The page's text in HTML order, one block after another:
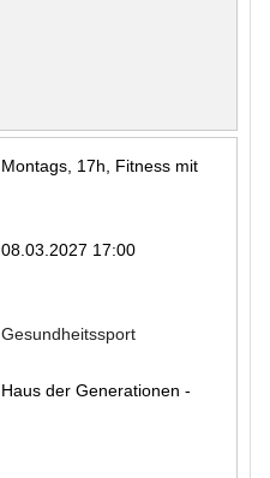
Montags, 17h, Fitness mit
08.03.2027 17:00
Gesundheitssport
Haus der Generationen -